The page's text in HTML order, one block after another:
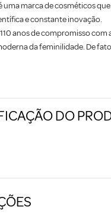
uma marca de cosméticos
e constante inovação.
anos de compromisso
da feminilidade. De
DO